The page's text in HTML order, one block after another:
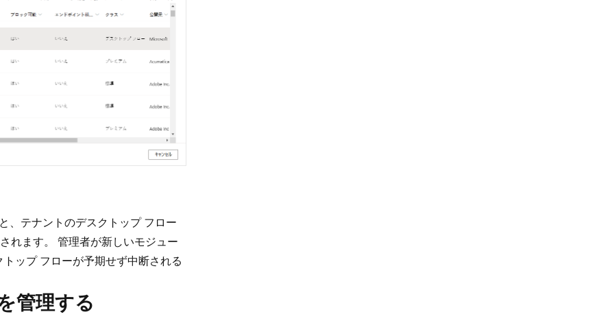
、テナントのデスクトップ フロー
れます。 管理者が新しいモジュー
ップ フローが予期せず中断される
管理する